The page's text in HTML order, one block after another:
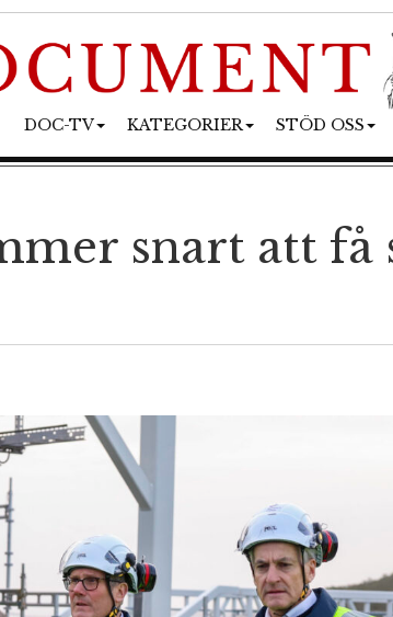
DOC-TV KATEGORIER STÖD OSS
snart att få